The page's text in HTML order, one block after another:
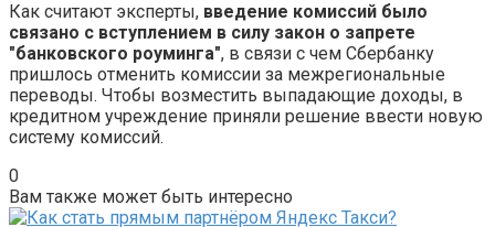
Как считают эксперты, введение комиссий было
связано с вступлением в силу закон о запрете
"банковского роуминга", в связи с чем Сбербанку
пришлось отменить комиссии за межрегиональные
переводы. Чтобы возместить выпадающие доходы, в
кредитном учреждение приняли решение ввести новую
систему комиссий.
0
Вам также может быть интересно